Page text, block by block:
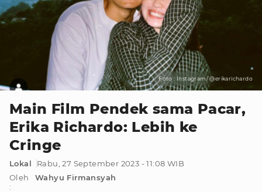
Foto : Instagram/ @erikarichardo
Main Film Pendek sama Pacar,
Erika Richardo: Lebih ke
Cringe
Lokal
Rabu, 27 September 2023 - 11:08 WIB
Oleh
:
Wahyu Firmansyah